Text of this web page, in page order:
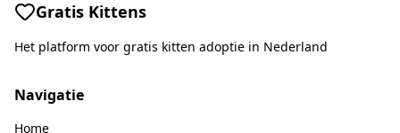
Gratis Kittens
Het platform voor gratis kitten adoptie in Nederland
Navigatie
Home